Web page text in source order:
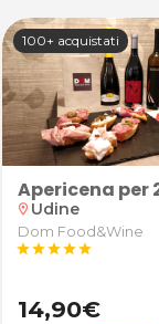
sportivi
100+ acquistati
Apericena per
location_on Udine
Dom Food&Wine
starstarstarstarstar
14,90€